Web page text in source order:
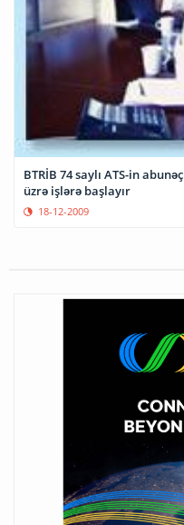
BTRİB 74 saylı ATS-in
üzrə işlərə başlayır
18-12-2009